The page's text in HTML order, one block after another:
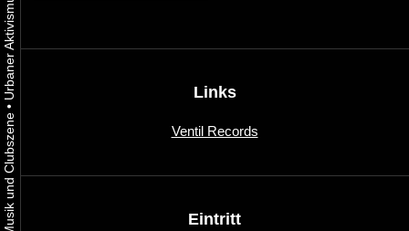
•
Links
Ventil Records
Eintritt